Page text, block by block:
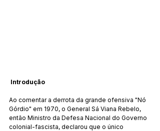
Introdução
Ao comentar a derrota da grande ofensiva "Nó
Górdio" em 1970, o General Sá Viana Rebelo,
então Ministro da Defesa Nacional do Governo
colonial-fascista, declarou que o único